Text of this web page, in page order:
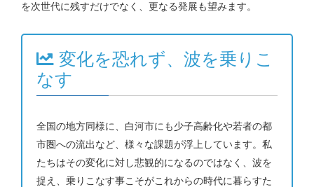
を次世代に残すだけでなく、更なる発展も望みます。
変化を恐れず、波を乗りこ
なす
全国の地方同様に、白河市にも少子高齢化や若者の都
市圏への流出など、様々な課題が浮上しています。私
たちはその変化に対し悲観的になるのではなく、波を
捉え、乗りこなす事こそがこれからの時代に暮らすた